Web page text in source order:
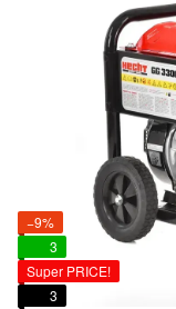
−9%
3
Super PRICE!
3